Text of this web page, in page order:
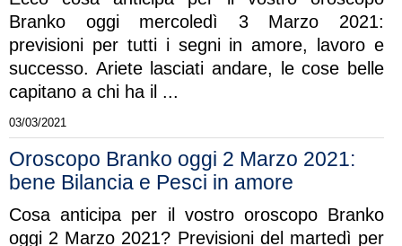
Branko oggi mercoledì 3 Marzo 2021:
previsioni per tutti i segni in amore, lavoro e
successo. Ariete lasciati andare, le cose belle
capitano a chi ha il ...
03/03/2021
Oroscopo Branko oggi 2 Marzo 2021:
bene Bilancia e Pesci in amore
Cosa anticipa per il vostro oroscopo Branko
oggi 2 Marzo 2021? Previsioni del martedì per